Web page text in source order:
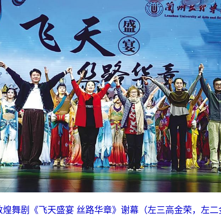
煌舞剧《飞天盛宴 丝路华章》谢幕（左三高金荣，左二